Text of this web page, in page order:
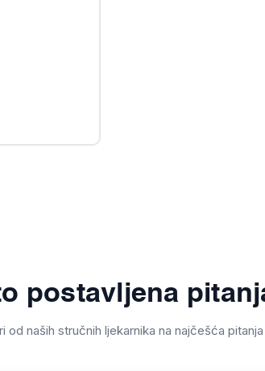
postavljena
od naših stručnih ljekarnika na najčešća pitanja